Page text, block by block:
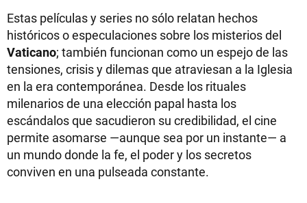
Estas películas y series no sólo relatan hechos
históricos o especulaciones sobre los misterios del
Vaticano; también funcionan como un espejo de las
tensiones, crisis y dilemas que atraviesan a la Iglesia
en la era contemporánea. Desde los rituales
milenarios de una elección papal hasta los
escándalos que sacudieron su credibilidad, el cine
permite asomarse —aunque sea por un instante— a
un mundo donde la fe, el poder y los secretos
conviven en una pulseada constante.